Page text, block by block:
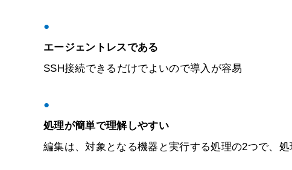
●
エージェントレスである
SSH接続できるだけでよいので導入が容易
●
処理が簡単で理解しやすい
編集は、対象となる機器と実行する処理の2つで、